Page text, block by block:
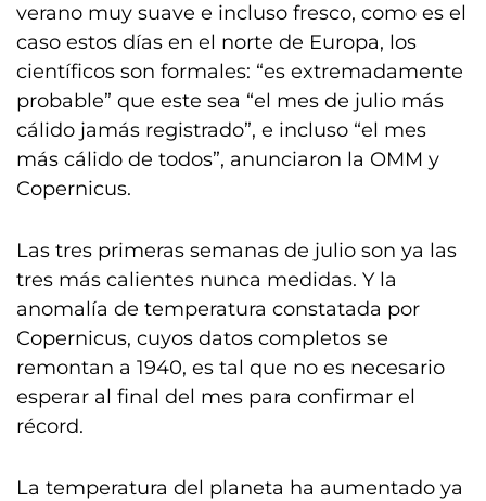
verano muy suave e incluso fresco, como es el
caso estos días en el norte de Europa, los
científicos son formales: “es extremadamente
probable” que este sea “el mes de julio más
cálido jamás registrado”, e incluso “el mes
más cálido de todos”, anunciaron la OMM y
Copernicus.
Las tres primeras semanas de julio son ya las
tres más calientes nunca medidas. Y la
anomalía de temperatura constatada por
Copernicus, cuyos datos completos se
remontan a 1940, es tal que no es necesario
esperar al final del mes para confirmar el
récord.
La temperatura del planeta ha aumentado ya